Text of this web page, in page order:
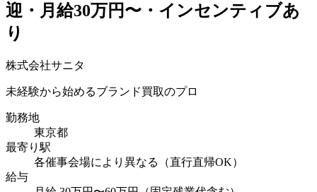
迎・月給30万円〜・インセンティブあ
り
株式会社サニタ
未経験から始めるブランド買取のプロ
勤務地
東京都
最寄り駅
各催事会場により異なる（直行直帰OK）
給与